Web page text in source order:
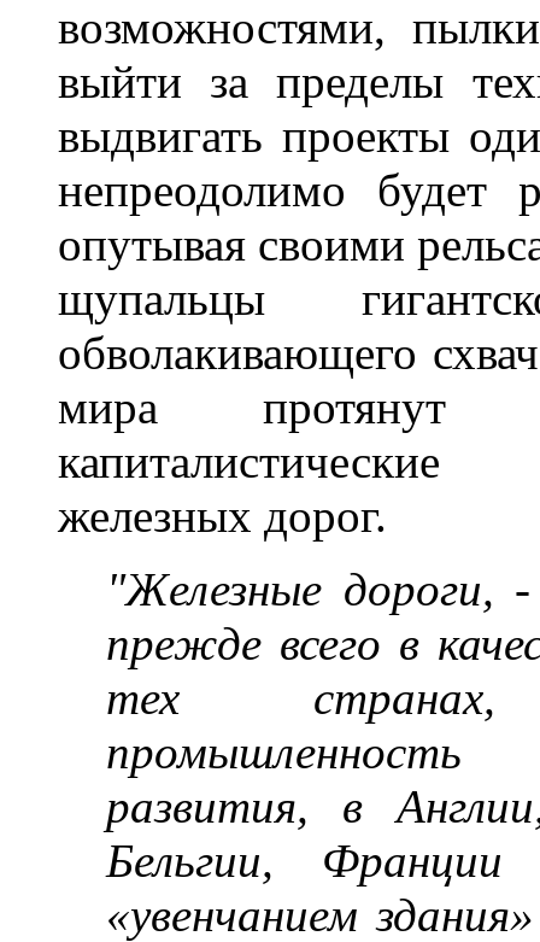
возможностями,
выйти за пределы
выдвигать проекты
непреодолимо будет
опутывая своими
щупальцы
обволакивающего
мира протянут
железных дорог.
"Железные дороги,
прежде всего в
тех странах,
промышленность
развития, в
Бельгии,
«увенчанием